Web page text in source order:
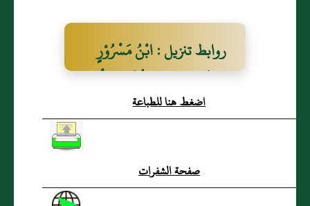
روابط تنزيل : ابْنُ مَسْرُوْرٍ
عَبْدُ الوَاحِدِ بنُ مُحَمَّدٍ البَلْخِيُّ
اضغط هنا للطباعة
صفحة الشفرات